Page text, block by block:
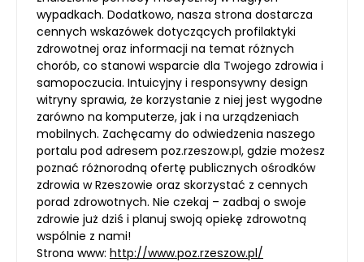
wypadkach. Dodatkowo, nasza strona dostarcza
cennych wskazówek dotyczących profilaktyki
zdrowotnej oraz informacji na temat różnych
chorób, co stanowi wsparcie dla Twojego zdrowia i
samopoczucia. Intuicyjny i responsywny design
witryny sprawia, że korzystanie z niej jest wygodne
zarówno na komputerze, jak i na urządzeniach
mobilnych. Zachęcamy do odwiedzenia naszego
portalu pod adresem poz.rzeszow.pl, gdzie możesz
poznać różnorodną ofertę publicznych ośrodków
zdrowia w Rzeszowie oraz skorzystać z cennych
porad zdrowotnych. Nie czekaj – zadbaj o swoje
zdrowie już dziś i planuj swoją opiekę zdrowotną
wspólnie z nami!
Strona www: http://www.poz.rzeszow.pl/